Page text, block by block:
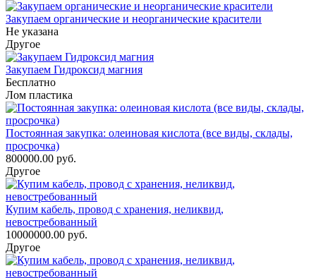
Закупаем органические и неорганические красители
Не указана
Другое
Закупаем Гидроксид магния
Бесплатно
Лом пластика
Постоянная закупка: олеиновая кислота (все виды, склады,
просрочка)
800000.00 руб.
Другое
Купим кабель, провод с хранения, неликвид,
невостребованный
10000000.00 руб.
Другое